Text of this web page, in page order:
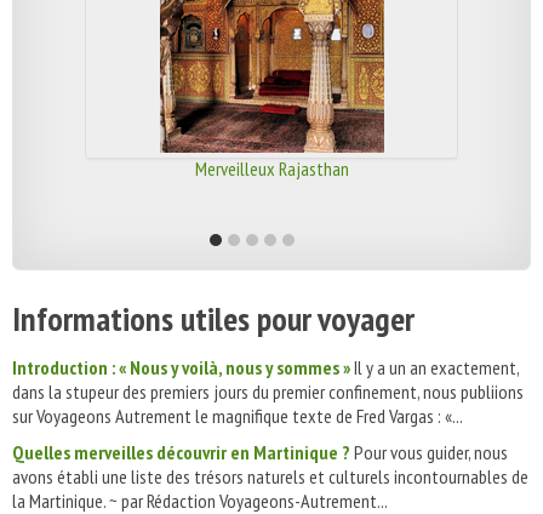
Merveilleux Rajasthan
Informations utiles pour voyager
Introduction : « Nous y voilà, nous y sommes »Il y a un an exactement,
dans la stupeur des premiers jours du premier confinement, nous publiions
sur Voyageons Autrement le magnifique texte de Fred Vargas : «...
Quelles merveilles découvrir en Martinique ? Pour vous guider, nous
avons établi une liste des trésors naturels et culturels incontournables de
la Martinique. ~ par Rédaction Voyageons-Autrement...